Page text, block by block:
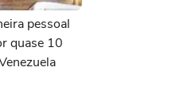
pessoal
quase 10